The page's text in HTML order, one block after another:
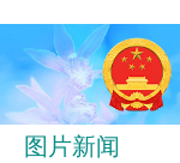
图片新闻